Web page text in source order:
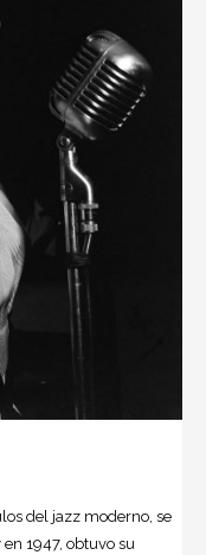
del jazz moderno, se
1947, obtuvo su